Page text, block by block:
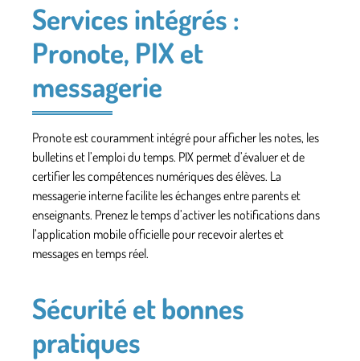
Services intégrés :
Pronote, PIX et
messagerie
Pronote est couramment intégré pour afficher les notes, les
bulletins et l’emploi du temps. PIX permet d’évaluer et de
certifier les compétences numériques des élèves. La
messagerie interne facilite les échanges entre parents et
enseignants. Prenez le temps d’activer les notifications dans
l’application mobile officielle pour recevoir alertes et
messages en temps réel.
Sécurité et bonnes
pratiques